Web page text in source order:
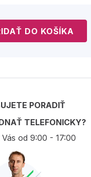
PORADIŤ
TELEFONICKY?
od 9:00 - 17:00